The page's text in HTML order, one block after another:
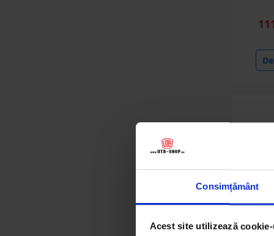
Consimțământ
Acest site utilizează
(30 produse)
Placi plexiglas
(3 produse)
(6 produse)
Toalete ecologice si